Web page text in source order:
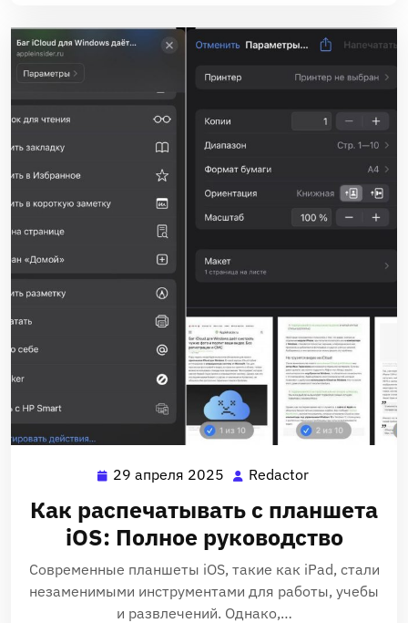
29 апреля 2025 29
2025
Redactor
Как распечатывать с планшета
iOS: Полное руководство
Современные планшеты iOS, такие как iPad, стали
незаменимыми инструментами для работы, учебы
и развлечений. Однако,…